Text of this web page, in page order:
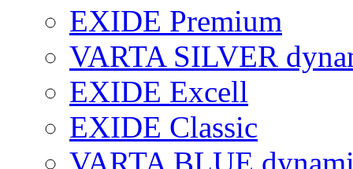
EXIDE Premium
VARTA SILVER
EXIDE Excell
EXIDE Classic